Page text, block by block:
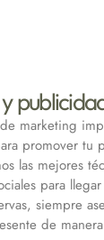
marketing
promover tu
las mejores
para
siempre
de